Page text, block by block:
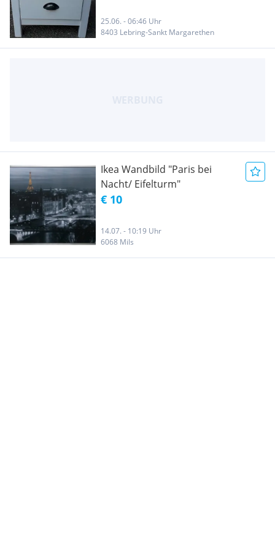
25.06. - 06:46 Uhr
8403 Lebring-Sankt Margarethen
Ikea Wandbild "Paris bei
Nacht/ Eifelturm"
€ 10
14.07. - 10:19 Uhr
6068 Mils